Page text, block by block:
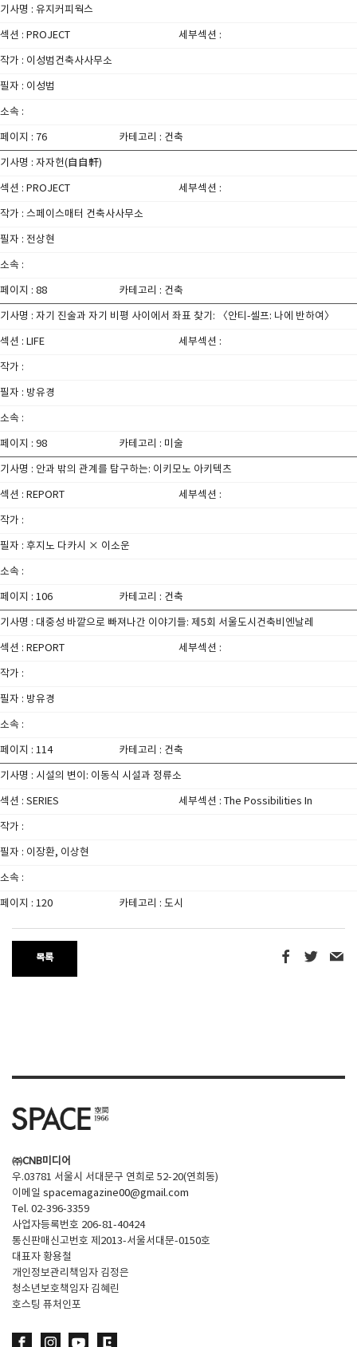
기사명 : 유지커피웍스
섹션 : PROJECT 세부섹션 :
작가 : 이성범건축사사무소
필자 : 이성범
소속 :
페이지 : 76 카테고리 : 건축
기사명 : 자자헌(自自軒)
섹션 : PROJECT 세부섹션 :
작가 : 스페이스매터 건축사사무소
필자 : 전상현
소속 :
페이지 : 88 카테고리 : 건축
기사명 : 자기 진술과 자기 비평 사이에서 좌표 찾기: 〈안티-셀프: 나에 반하여〉
섹션 : LIFE 세부섹션 :
작가 :
필자 : 방유경
소속 :
페이지 : 98 카테고리 : 미술
기사명 : 안과 밖의 관계를 탐구하는: 이키모노 아키텍츠
섹션 : REPORT 세부섹션 :
작가 :
필자 : 후지노 다카시 × 이소운
소속 :
페이지 : 106 카테고리 : 건축
기사명 : 대중성 바깥으로 빠져나간 이야기들: 제5회 서울도시건축비엔날레
섹션 : REPORT 세부섹션 :
작가 :
필자 : 방유경
소속 :
페이지 : 114 카테고리 : 건축
기사명 : 시설의 변이: 이동식 시설과 정류소
섹션 : SERIES 세부섹션 : The Possibilities In
작가 :
필자 : 이장환, 이상현
소속 :
페이지 : 120 카테고리 : 도시
목록
㈜CNB미디어
우.03781 서울시 서대문구 연희로 52-20(연희동)
이메일 spacemagazine00@gmail.com
Tel. 02-396-3359
사업자등록번호 206-81-40424
통신판매신고번호 제2013-서울서대문-0150호
대표자 황용철
개인정보관리책임자 김정은
청소년보호책임자 김혜린
호스팅 퓨처인포